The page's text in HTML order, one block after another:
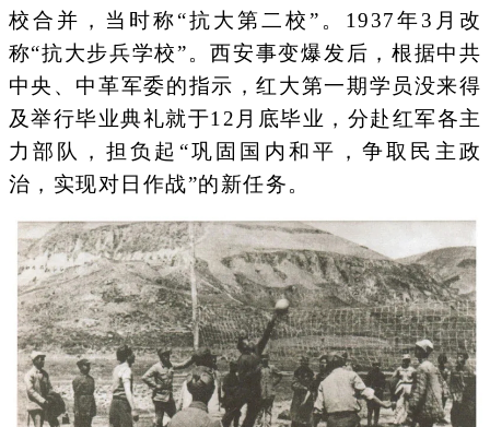
校合并，当时称“抗大第二校”。1937年3月改
称“抗大步兵学校”。西安事变爆发后，根据中共
中央、中革军委的指示，红大第一期学员没来得
及举行毕业典礼就于12月底毕业，分赴红军各主
力部队，担负起“巩固国内和平，争取民主政
治，实现对日作战”的新任务。